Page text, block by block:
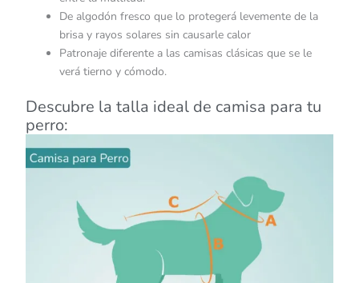
De algodón fresco que lo protegerá levemente de la
brisa y rayos solares sin causarle calor
Patronaje diferente a las camisas clásicas que se le
verá tierno y cómodo.
Descubre la talla ideal de camisa para tu
perro: